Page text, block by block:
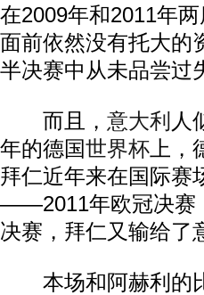
在2009年和2011年
面前依然没有托大的
半决赛中从未品尝过
而且， 意大利 人
年的德国世界杯 上
拜仁近年来在国际赛
——2011年欧冠决赛
决赛，拜仁又输给了
本场和阿赫利的比